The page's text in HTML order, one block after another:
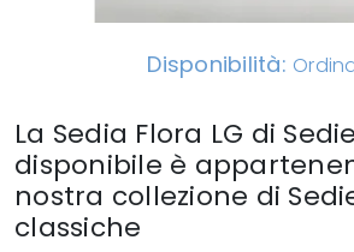
Disponibilità:
La Sedia Flora LG di
disponibile è
nostra collezione di
classiche